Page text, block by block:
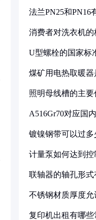
法兰PN25和PN16
消费者对洗衣机
U型螺栓的国家标
煤矿用电热取暖
照明母线槽的主要
A516Gr70对应国
镀镍钢带可以过多
计量泵如何达到
联轴器的轴孔形
不锈钢材质厚度
复印机出租有哪些